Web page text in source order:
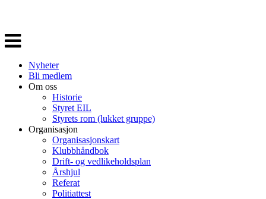
Veksle
navigasjon
Nyheter
Bli medlem
Om oss
Historie
Styret EIL
Styrets rom (lukket gruppe)
Organisasjon
Organisasjonskart
Klubbhåndbok
Drift- og vedlikeholdsplan
Årshjul
Referat
Politiattest